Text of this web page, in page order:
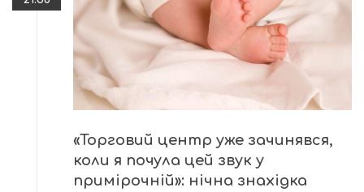
«Торговий центр уже зачинявся,
коли я почула цей звук у
примірочній»: нічна знахідка